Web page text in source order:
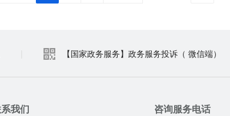
【国家政务服务】政务服务投诉（ 微信端）
我们 咨询服务电话